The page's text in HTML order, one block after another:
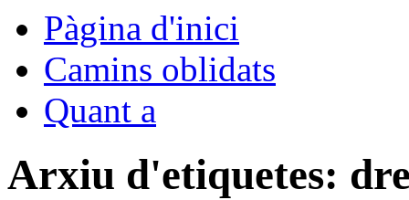
Pàgina d'inici
Camins oblidats
Quant a
Arxiu d'etiquetes: